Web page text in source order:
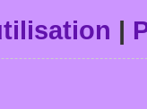
|